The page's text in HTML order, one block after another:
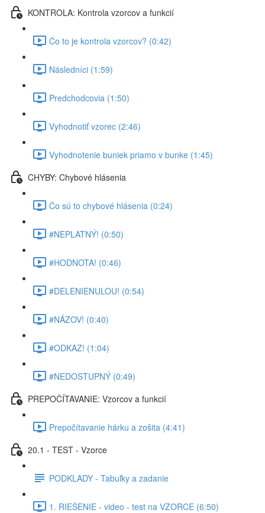
KONTROLA: Kontrola vzorcov a funkcií
Čo to je kontrola vzorcov? (0:42)
Následníci (1:59)
Predchodcovia (1:50)
Vyhodnotiť vzorec (2:46)
Vyhodnotenie buniek priamo v bunke (1:45)
CHYBY: Chybové hlásenia
Čo sú to chybové hlásenia (0:24)
#NEPLATNÝ! (0:50)
#HODNOTA! (0:46)
#DELENIENULOU! (0:54)
#NÁZOV! (0:40)
#ODKAZ! (1:04)
#NEDOSTUPNÝ (0:49)
PREPOČÍTAVANIE: Vzorcov a funkcií
Prepočítavanie hárku a zošita (4:41)
20.1 - TEST - Vzorce
PODKLADY - Tabuľky a zadanie
1. RIEŠENIE - video - test na VZORCE (6:50)